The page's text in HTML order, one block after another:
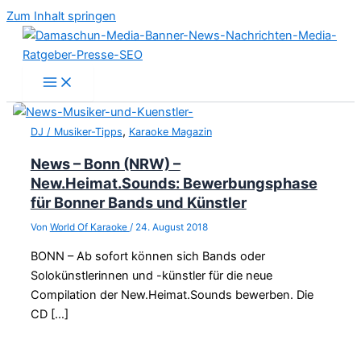
Zum Inhalt springen
DJ / Musiker-Tipps, Karaoke Magazin
News – Bonn (NRW) –
New.Heimat.Sounds: Bewerbungsphase
für Bonner Bands und Künstler
Von World Of Karaoke / 24. August 2018
BONN – Ab sofort können sich Bands oder
Solokünstlerinnen und -künstler für die neue
Compilation der New.Heimat.Sounds bewerben. Die
CD […]